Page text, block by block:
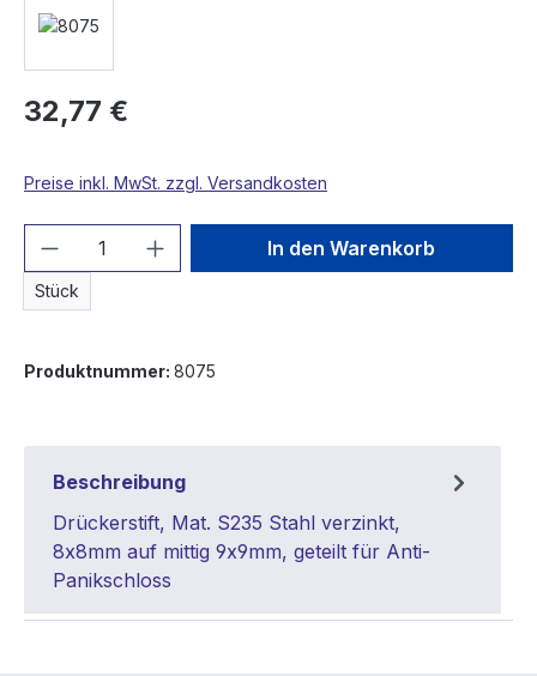
32,77 €
Preise inkl. MwSt. zzgl. Versandkosten
Produkt Anzahl: Gib den
Stück
In den Warenkorb
Produktnummer: 8075
Beschreibung
Drückerstift, Mat. S235 Stahl verzinkt,
8x8mm auf mittig 9x9mm, geteilt für Anti-
Panikschloss